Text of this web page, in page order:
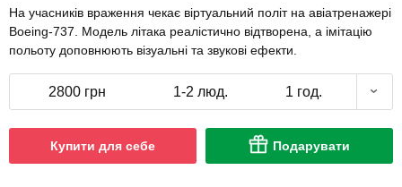
На учасників враження чекає віртуальний політ на авіатренажері
Boeing-737. Модель літака реалістично відтворена, а імітацію
польоту доповнюють візуальні та звукові ефекти.
2800 грн 1-2 люд. 1 год.
Купити для себе Подарувати